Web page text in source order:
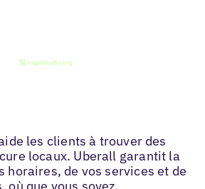
les clients à trouver des
locaux. Uberall garantit la
horaires, de vos services et de
où que vous soyez.